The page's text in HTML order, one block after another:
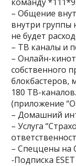
– Общение
внутри группы
не будет
– ТВ каналы и
– Онлайн-
собственного
блокбастеров,
180 ТВ-
(приложение
– Домашний
– Услуга
– Спеццены на
-Подписка